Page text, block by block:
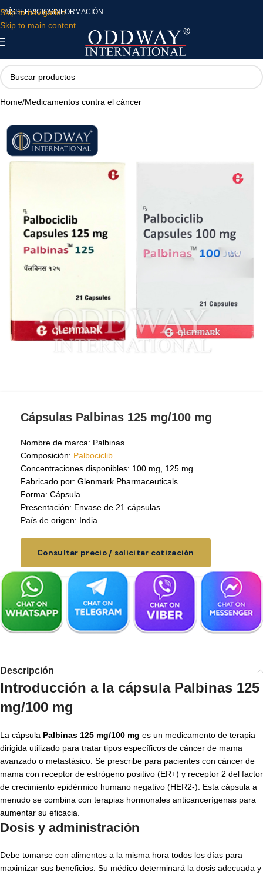
Skip to navigation
Skip to main content
PAÍSSERVICIOSINFORMACIÓN
Home/Medicamentos contra el cáncer
Cápsulas Palbinas 125 mg/100 mg
Nombre de marca: Palbinas
Composición: Palbociclib
Concentraciones disponibles: 100 mg, 125 mg
Fabricado por: Glenmark Pharmaceuticals
Forma: Cápsula
Presentación: Envase de 21 cápsulas
País de origen: India
Consultar precio / solicitar cotización
Descripción
Introducción a la cápsula Palbinas 125
mg/100 mg
La cápsula Palbinas 125 mg/100 mg es un medicamento de terapia
dirigida utilizado para tratar tipos específicos de cáncer de mama
avanzado o metastásico. Se prescribe para pacientes con cáncer de
mama con receptor de estrógeno positivo (ER+) y receptor 2 del factor
de crecimiento epidérmico humano negativo (HER2-). Esta cápsula a
menudo se combina con terapias hormonales anticancerígenas para
aumentar su eficacia.
Dosis y administración
Debe tomarse con alimentos a la misma hora todos los días para
maximizar sus beneficios. Su médico determinará la dosis adecuada y